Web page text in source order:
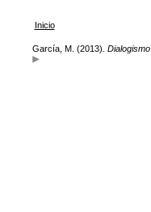
Inicio
García, M. (2013).